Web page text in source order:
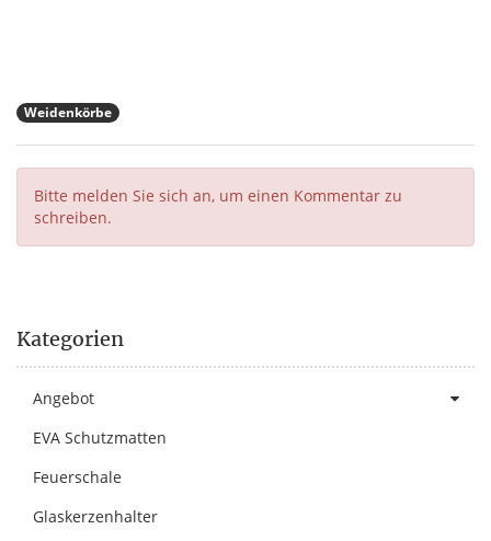
Weidenkörbe
Bitte melden Sie sich an, um einen Kommentar zu
schreiben.
Kategorien
Angebot
EVA Schutzmatten
Feuerschale
Glaskerzenhalter